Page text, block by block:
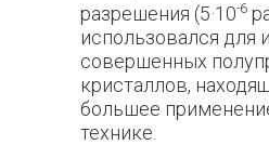
разрешения (5·10-6
использовался для
совершенных
кристаллов,
большее
технике.